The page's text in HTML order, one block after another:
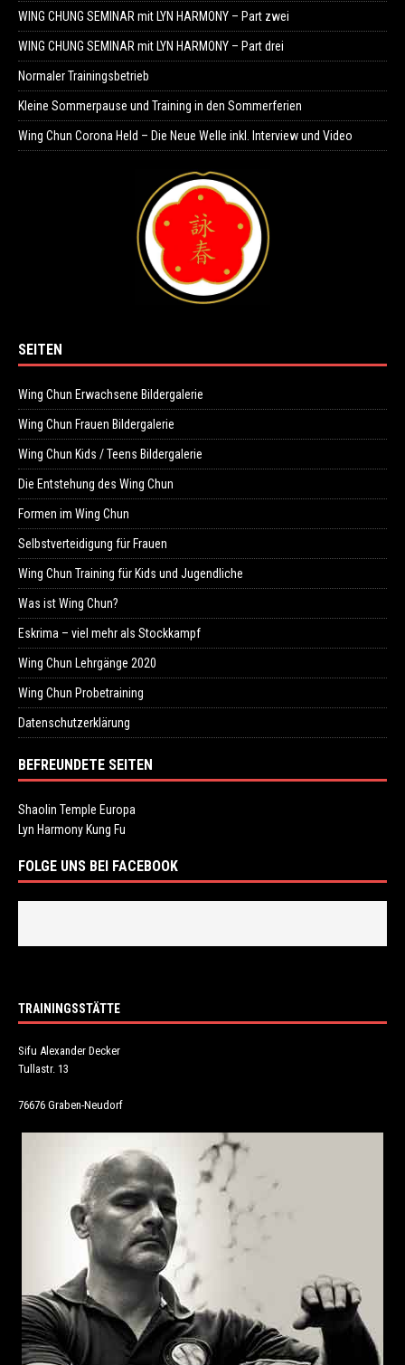
WING CHUNG SEMINAR mit LYN HARMONY – Part zwei
WING CHUNG SEMINAR mit LYN HARMONY – Part drei
Normaler Trainingsbetrieb
Kleine Sommerpause und Training in den Sommerferien
Wing Chun Corona Held – Die Neue Welle inkl. Interview und Video
SEITEN
Wing Chun Erwachsene Bildergalerie
Wing Chun Frauen Bildergalerie
Wing Chun Kids / Teens Bildergalerie
Die Entstehung des Wing Chun
Formen im Wing Chun
Selbstverteidigung für Frauen
Wing Chun Training für Kids und Jugendliche
Was ist Wing Chun?
Eskrima – viel mehr als Stockkampf
Wing Chun Lehrgänge 2020
Wing Chun Probetraining
Datenschutzerklärung
BEFREUNDETE SEITEN
Shaolin Temple Europa
Lyn Harmony Kung Fu
FOLGE UNS BEI FACEBOOK
TRAININGSSTÄTTE
Sifu Alexander Decker
Tullastr. 13
76676 Graben-Neudorf